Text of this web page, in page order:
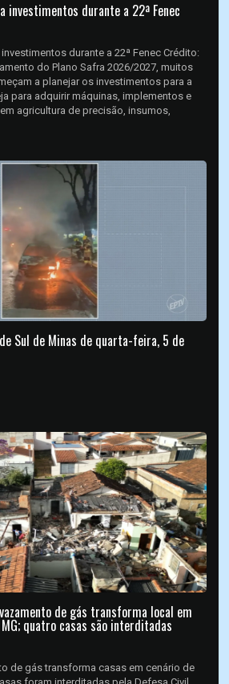
investimentos durante a 22ª Fenec
durante a 22ª Fenec Crédito:
do Plano Safra 2026/2027, muitos
a planejar os investimentos para a
para adquirir máquinas, implementos e
agricultura de precisão, insumos,
Sul de Minas de quarta-feira, 5 de
de gás transforma local em
quatro casas são interditadas
de gás transforma casas em cenário de